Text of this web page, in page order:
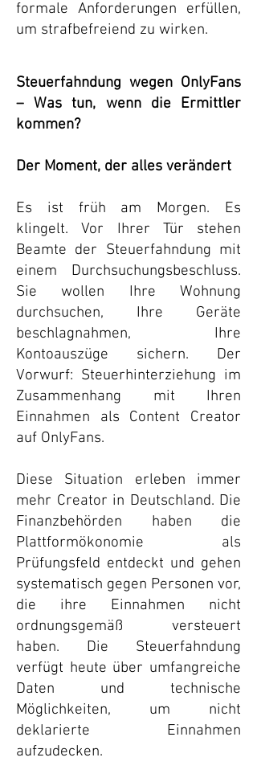
formale Anforderungen erfüllen,
um strafbefreiend zu wirken.
Steuerfahndung wegen OnlyFans
– Was tun, wenn die Ermittler
kommen?
Der Moment, der alles verändert
Es ist früh am Morgen. Es
klingelt. Vor Ihrer Tür stehen
Beamte der Steuerfahndung mit
einem Durchsuchungsbeschluss.
Sie wollen Ihre Wohnung
durchsuchen, Ihre Geräte
beschlagnahmen, Ihre
Kontoauszüge sichern. Der
Vorwurf: Steuerhinterziehung im
Zusammenhang mit Ihren
Einnahmen als Content Creator
auf OnlyFans.
Diese Situation erleben immer
mehr Creator in Deutschland. Die
Finanzbehörden haben die
Plattformökonomie als
Prüfungsfeld entdeckt und gehen
systematisch gegen Personen vor,
die ihre Einnahmen nicht
ordnungsgemäß versteuert
haben. Die Steuerfahndung
verfügt heute über umfangreiche
Daten und technische
Möglichkeiten, um nicht
deklarierte Einnahmen
aufzudecken.